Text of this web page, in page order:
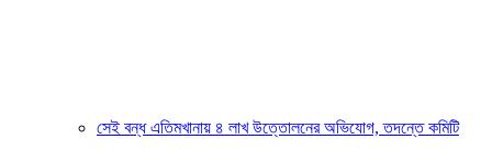
সেই বন্ধ এতিমখানায় ৪ লাখ উত্তোলনের অভিযোগ, তদন্তে কমিটি